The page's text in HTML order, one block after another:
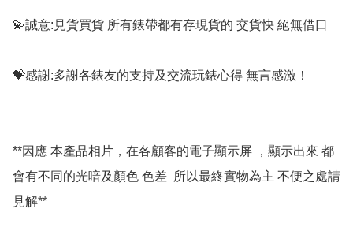
💫誠意:見貨買貨 所有錶帶都有存現貨的 交貨快 絕無借口
💝感謝:多謝各錶友的支持及交流玩錶心得 無言感激！
**因應 本產品相片，在各顧客的電子顯示屏 ，顯示出來 都
會有不同的光喑及顏色 色差  所以最終實物為主 不便之處請
見解**